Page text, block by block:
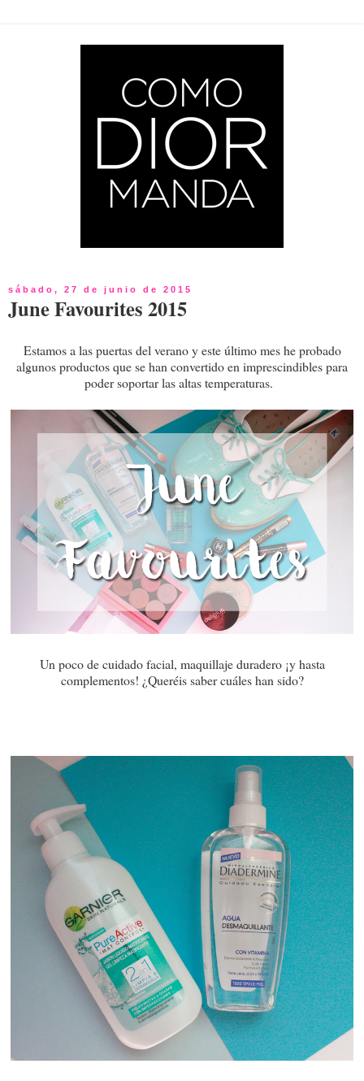
sábado, 27 de junio de 2015
June Favourites 2015
Estamos a las puertas del verano y este último mes he probado
algunos productos que se han convertido en imprescindibles para
poder soportar las altas temperaturas.
Un poco de cuidado facial, maquillaje duradero ¡y hasta
complementos! ¿Queréis saber cuáles han sido?